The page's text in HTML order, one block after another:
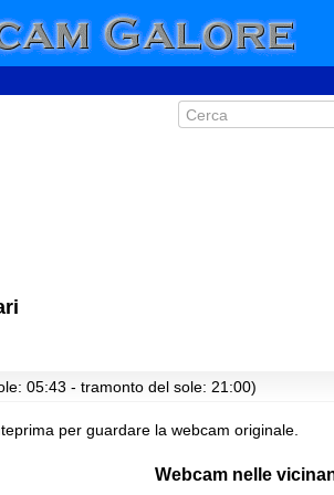
05:43 - tramonto del sole: 21:00)
per guardare la webcam originale.
Webcam nelle